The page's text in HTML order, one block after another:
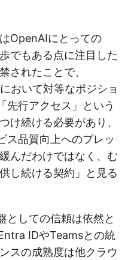
OpenAIにとっての
でもある点に注目した
されたことで、
おいて対等なポジショ
先行アクセス」という
け続ける必要があり、
ス品質向上へのプレッ
んだわけではなく、む
し続ける契約」と見る
としての信頼は依然と
IDやTeamsとの統
スの成熟度は他クラウ